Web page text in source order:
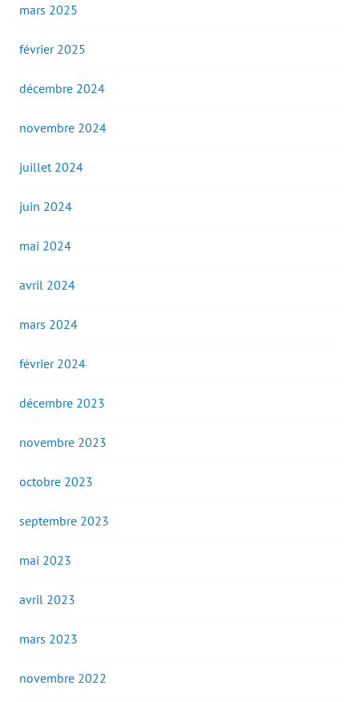
mars 2025
février 2025
décembre 2024
novembre 2024
juillet 2024
juin 2024
mai 2024
avril 2024
mars 2024
février 2024
décembre 2023
novembre 2023
octobre 2023
septembre 2023
mai 2023
avril 2023
mars 2023
novembre 2022